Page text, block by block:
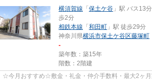
横須賀線 「 保土ケ谷 」駅 バス13
歩2分
相鉄本線 「 和田町 」駅 徒歩29分
神奈川県横浜市保土ケ谷区藤塚町
-
築年数：築15年
階数：2階建
☆今月おすすめ☆敷金・礼金・仲介手数料・最大2ヶ月